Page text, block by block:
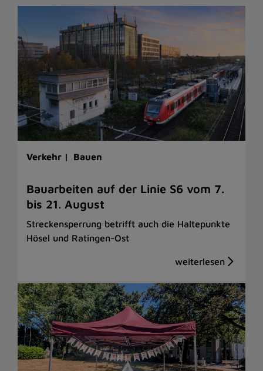
Verkehr | Bauen
Bauarbeiten auf der Linie S6 vom 7.
bis 21. August
Streckensperrung betrifft auch die Haltepunkte
Hösel und Ratingen-Ost